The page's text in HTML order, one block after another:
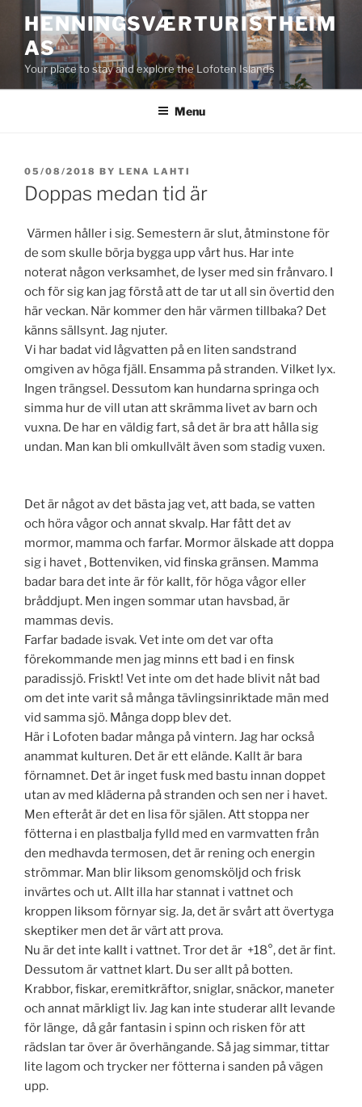
content
HENNINGSVÆRTURISTHEIM
AS
Your place to stay and explore the Lofoten Islands
Menu
POSTED
ON
05/08/2018 BY LENA LAHTI
Doppas medan tid är
Värmen håller i sig. Semestern är slut, åtminstone för
de som skulle börja bygga upp vårt hus. Har inte
noterat någon verksamhet, de lyser med sin frånvaro. I
och för sig kan jag förstå att de tar ut all sin övertid den
här veckan. När kommer den här värmen tillbaka? Det
känns sällsynt. Jag njuter.
Vi har badat vid lågvatten på en liten sandstrand
omgiven av höga fjäll. Ensamma på stranden. Vilket lyx.
Ingen trängsel. Dessutom kan hundarna springa och
simma hur de vill utan att skrämma livet av barn och
vuxna. De har en väldig fart, så det är bra att hålla sig
undan. Man kan bli omkullvält även som stadig vuxen.
Det är något av det bästa jag vet, att bada, se vatten
och höra vågor och annat skvalp. Har fått det av
mormor, mamma och farfar. Mormor älskade att doppa
sig i havet , Bottenviken, vid finska gränsen. Mamma
badar bara det inte är för kallt, för höga vågor eller
bråddjupt. Men ingen sommar utan havsbad, är
mammas devis.
Farfar badade isvak. Vet inte om det var ofta
förekommande men jag minns ett bad i en finsk
paradissjö. Friskt! Vet inte om det hade blivit nåt bad
om det inte varit så många tävlingsinriktade män med
vid samma sjö. Många dopp blev det.
Här i Lofoten badar många på vintern. Jag har också
anammat kulturen. Det är ett elände. Kallt är bara
förnamnet. Det är inget fusk med bastu innan doppet
utan av med kläderna på stranden och sen ner i havet.
Men efteråt är det en lisa för själen. Att stoppa ner
fötterna i en plastbalja fylld med en varmvatten från
den medhavda termosen, det är rening och energin
strömmar. Man blir liksom genomsköljd och frisk
invärtes och ut. Allt illa har stannat i vattnet och
kroppen liksom förnyar sig. Ja, det är svårt att övertyga
skeptiker men det är värt att prova.
Nu är det inte kallt i vattnet. Tror det är +18°, det är fint.
Dessutom är vattnet klart. Du ser allt på botten.
Krabbor, fiskar, eremitkräftor, sniglar, snäckor, maneter
och annat märkligt liv. Jag kan inte studerar allt levande
för länge, då går fantasin i spinn och risken för att
rädslan tar över är överhängande. Så jag simmar, tittar
lite lagom och trycker ner fötterna i sanden på vägen
upp.